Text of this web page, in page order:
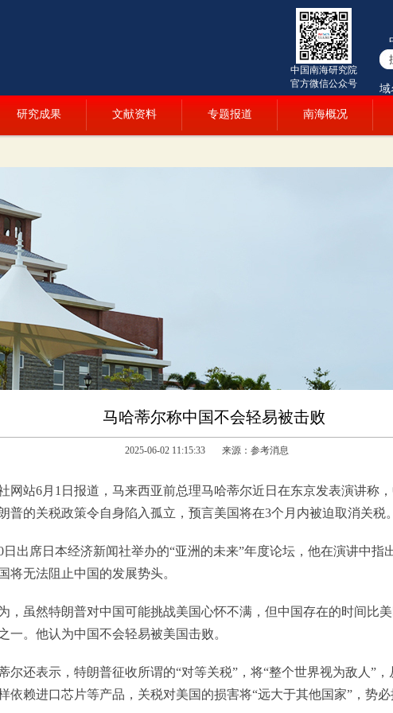
中国南海研究院
官方微信公众号
域
研究成果 文献资料 专题报道 南海概况
马哈蒂尔称中国不会轻易被击败
2025-06-02 11:15:33 来源：参考消息
网站6月1日报道，马来西亚前总理马哈蒂尔近日在东京发表演讲称
普的关税政策令自身陷入孤立，预言美国将在3个月内被迫取消关税。
日出席日本经济新闻社举办的“亚洲的未来”年度论坛，他在演讲中指
将无法阻止中国的发展势头。
，虽然特朗普对中国可能挑战美国心怀不满，但中国存在的时间比
一。他认为中国不会轻易被美国击败。
尔还表示，特朗普征收所谓的“对等关税”，将“整个世界视为敌人”，
依赖进口芯片等产品，关税对美国的损害将“远大于其他国家”，势